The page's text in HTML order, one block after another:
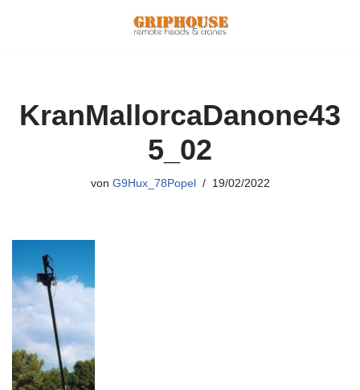
KranMallorcaDanone43
5_02
von G9Hux_78Popel 19/02/2022